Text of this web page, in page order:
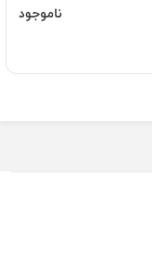
ناموجود